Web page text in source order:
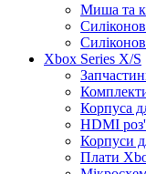
Миша та
Xbox Series X/S
Корпуса
HDMI
Корпуси
Плати